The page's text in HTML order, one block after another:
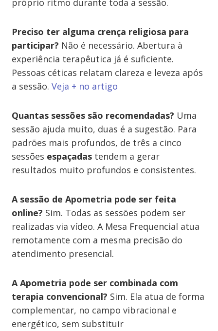
próprio ritmo durante toda a sessão.
Preciso ter alguma crença religiosa para
participar? Não é necessário. Abertura à
experiência terapêutica já é suficiente.
Pessoas céticas relatam clareza e leveza após
a sessão. Veja + no artigo
Quantas sessões são recomendadas? Uma
sessão ajuda muito, duas é a sugestão. Para
padrões mais profundos, de três a cinco
sessões espaçadas tendem a gerar
resultados muito profundos e consistentes.
A sessão de Apometria pode ser feita
online? Sim. Todas as sessões podem ser
realizadas via vídeo. A Mesa Frequencial atua
remotamente com a mesma precisão do
atendimento presencial.
A Apometria pode ser combinada com
terapia convencional? Sim. Ela atua de forma
complementar, no campo vibracional e
energético, sem substituir